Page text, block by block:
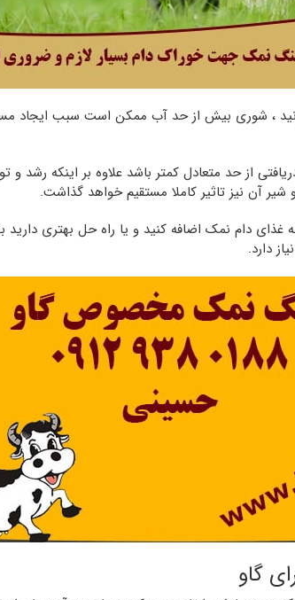
، شوری بیش از حد آب ممکن است سبب ایجاد
از حد متعادل کمتر باشد علاوه بر اینکه رشد و
آن نیز تاثیر کاملا مستقیم خواهد گذاشت.
غذای دام نمک اضافه کنید و یا راه حل بهتری دارید
دارد.
گاو